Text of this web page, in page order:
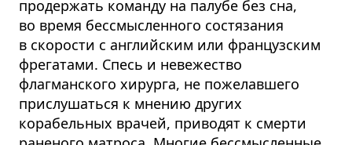
продержать команду на палубе без сна,
во время бессмысленного состязания
в скорости с английским или французским
фрегатами. Спесь и невежество
флагманского хирурга, не пожелавшего
прислушаться к мнению других
корабельных врачей, приводят к смерти